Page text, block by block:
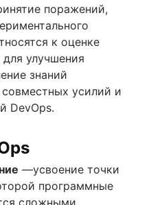
поражений,
к оценке
для улучшения
знаний
усилий и
DevOps.
—усвоение точки
программные
сложными